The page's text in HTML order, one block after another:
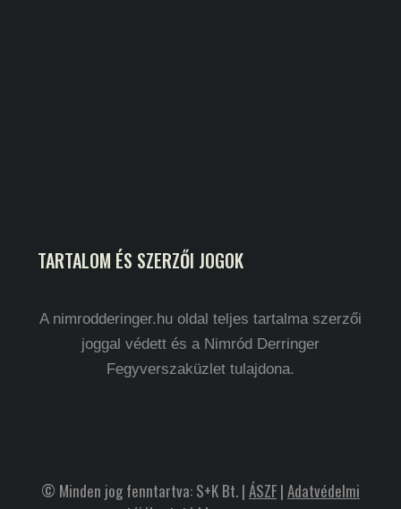
TARTALOM ÉS SZERZŐI JOGOK
A nimrodderinger.hu oldal teljes tartalma szerzői
joggal védett és a Nimród Derringer
Fegyverszaküzlet tulajdona.
© Minden jog fenntartva: S+K Bt. | ÁSZF| Adatvédelmi